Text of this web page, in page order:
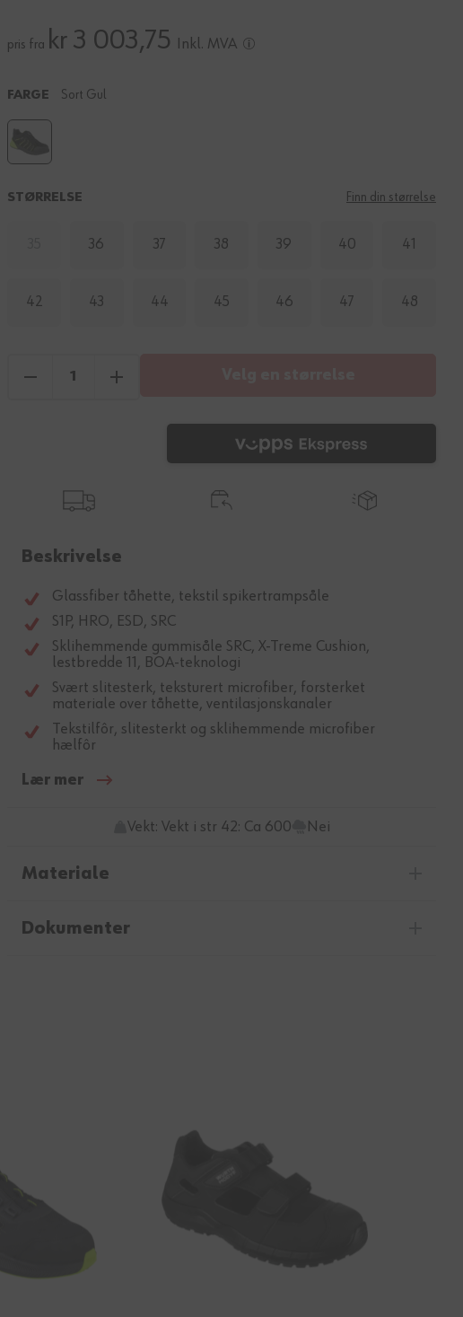
pris fra kr 3 003,75 Inkl. MVA
FARGE Sort Gul
STØRRELSE Finn din størrelse
36 37 38 39 40 41
42 43 44 45 46 47 48
Beskrivelse
Glassfiber tåhette, tekstil spikertrampsåle
S1P, HRO, ESD, SRC
Sklihemmende gummisåle SRC, X-Treme Cushion,
lestbredde 11, BOA-teknologi
Svært slitesterk, teksturert microfiber, forsterket
materiale over tåhette, ventilasjonskanaler
Tekstilfôr, slitesterkt og sklihemmende microfiber
hælfôr
Lær mer
Vekt: Vekt i str 42: Ca 600 Nei
Materiale
Dokumenter